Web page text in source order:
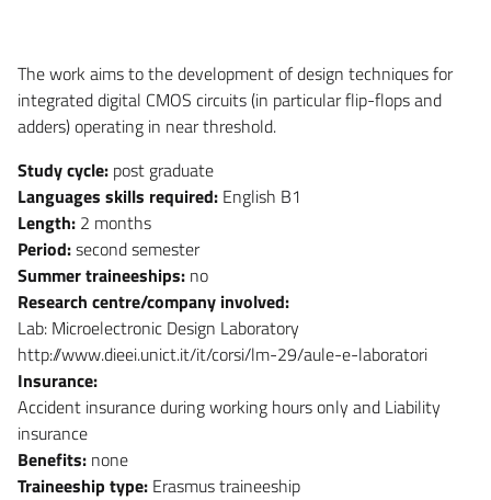
The work aims to the development of design techniques for
integrated digital CMOS circuits (in particular flip-flops and
adders) operating in near threshold.
Study cycle: post graduate
Languages skills required: English B1
Length: 2 months
Period:second semester
Summer traineeships: no
Research centre/company involved:
Lab: Microelectronic Design Laboratory
http://www.dieei.unict.it/it/corsi/lm-29/aule-e-laboratori
Insurance:
Accident insurance during working hours only and Liability
insurance
Benefits: none
Traineeship type: Erasmus traineeship